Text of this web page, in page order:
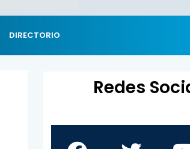
DIRECTORIO
Redes